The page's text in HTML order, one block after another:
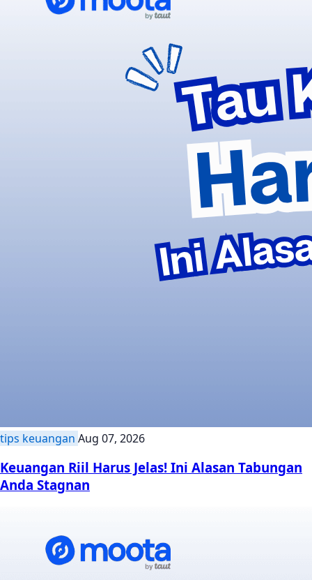
tips keuangan Aug 07, 2026
Keuangan Riil Harus Jelas! Ini Alasan Tabungan
Anda Stagnan